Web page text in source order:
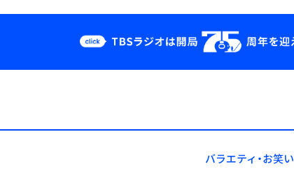
Podcast
YouTube
会社情報
バラエティ・お笑い